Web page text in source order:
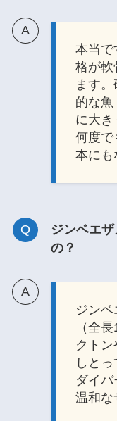
本当で
格が軟
ます
的な魚
に大き
何度で
本にも
ジンベエ
の？
ジン
（全
クト
しと
ダイ
温和な